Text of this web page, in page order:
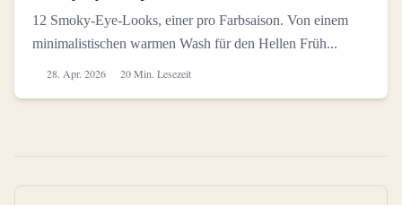
12 Smoky-Eye-Looks, einer pro Farbsaison. Von einem
minimalistischen warmen Wash für den Hellen Früh...
28. Apr. 2026 20 Min. Lesezeit